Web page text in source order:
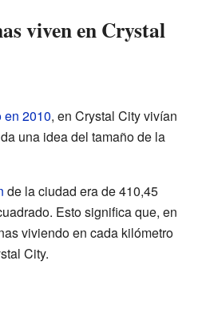
viven en Crystal
en 2010, en Crystal City vivían
una idea del tamaño de la
de la ciudad era de 410,45
Esto significa que, en
viviendo en cada kilómetro
City.